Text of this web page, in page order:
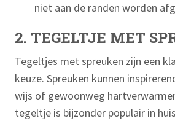
niet aan de randen worden
2. TEGELTJE MET
Tegeltjes met spreuken zijn een
keuze. Spreuken kunnen
wijs of gewoonweg
tegeltje is bijzonder populair in